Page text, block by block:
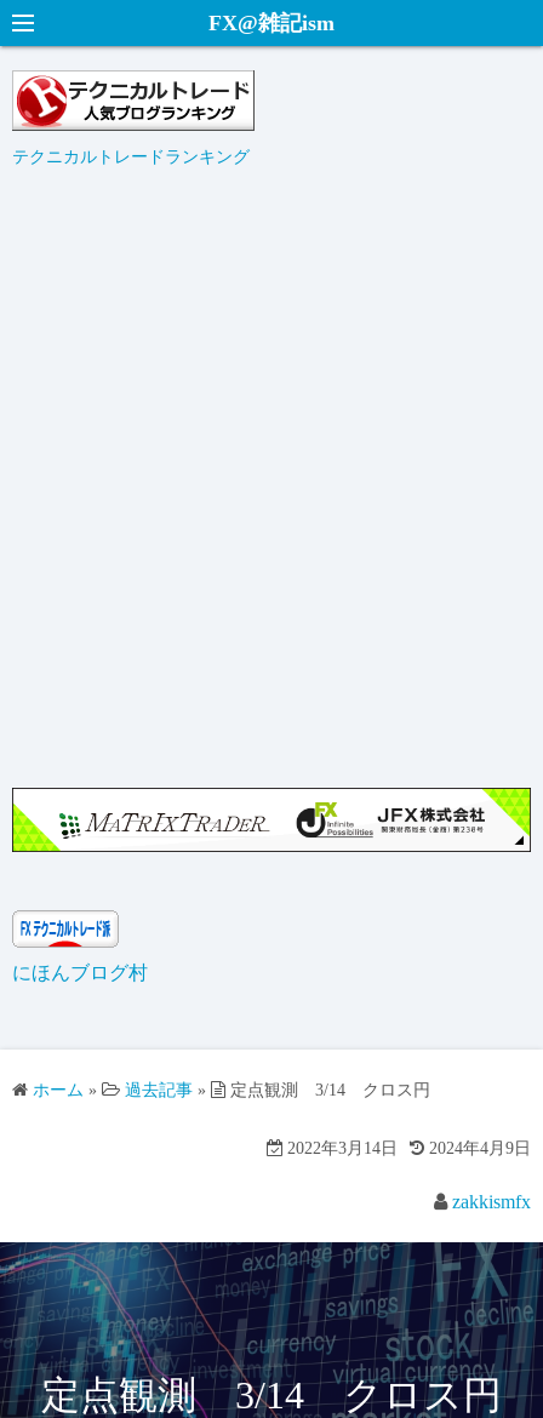
コ
ン
テ
ン
へ
FX@雑記ism
テクニカルトレードランキング
にほんブログ村
ホーム » 過去記事 » 定点観測 3/14 クロス円
2022年3月14日 2024年4月9日
zakkismfx
定点観測 3/14 クロス円